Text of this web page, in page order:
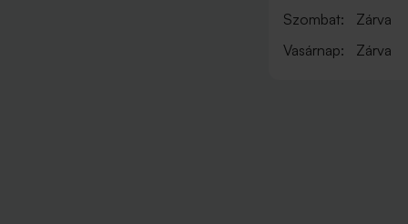
Szombat:
Zárva
Vasárnap:
Zárva